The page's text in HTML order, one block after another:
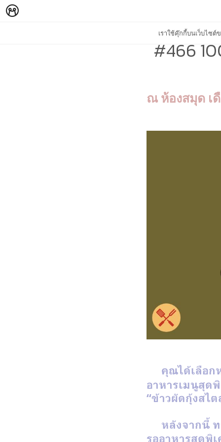
เราใช้คุ๊กกี้บนเว็บไซ
#466
ณ ห้องสมุด เ
คุณได้เลือก
อาหารเมนูสุด
“ข้าวผัดกุ้งสไ
หลังจากนี้
รออาหารสุดพิ